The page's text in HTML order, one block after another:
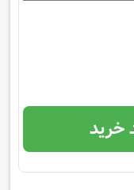
خرید